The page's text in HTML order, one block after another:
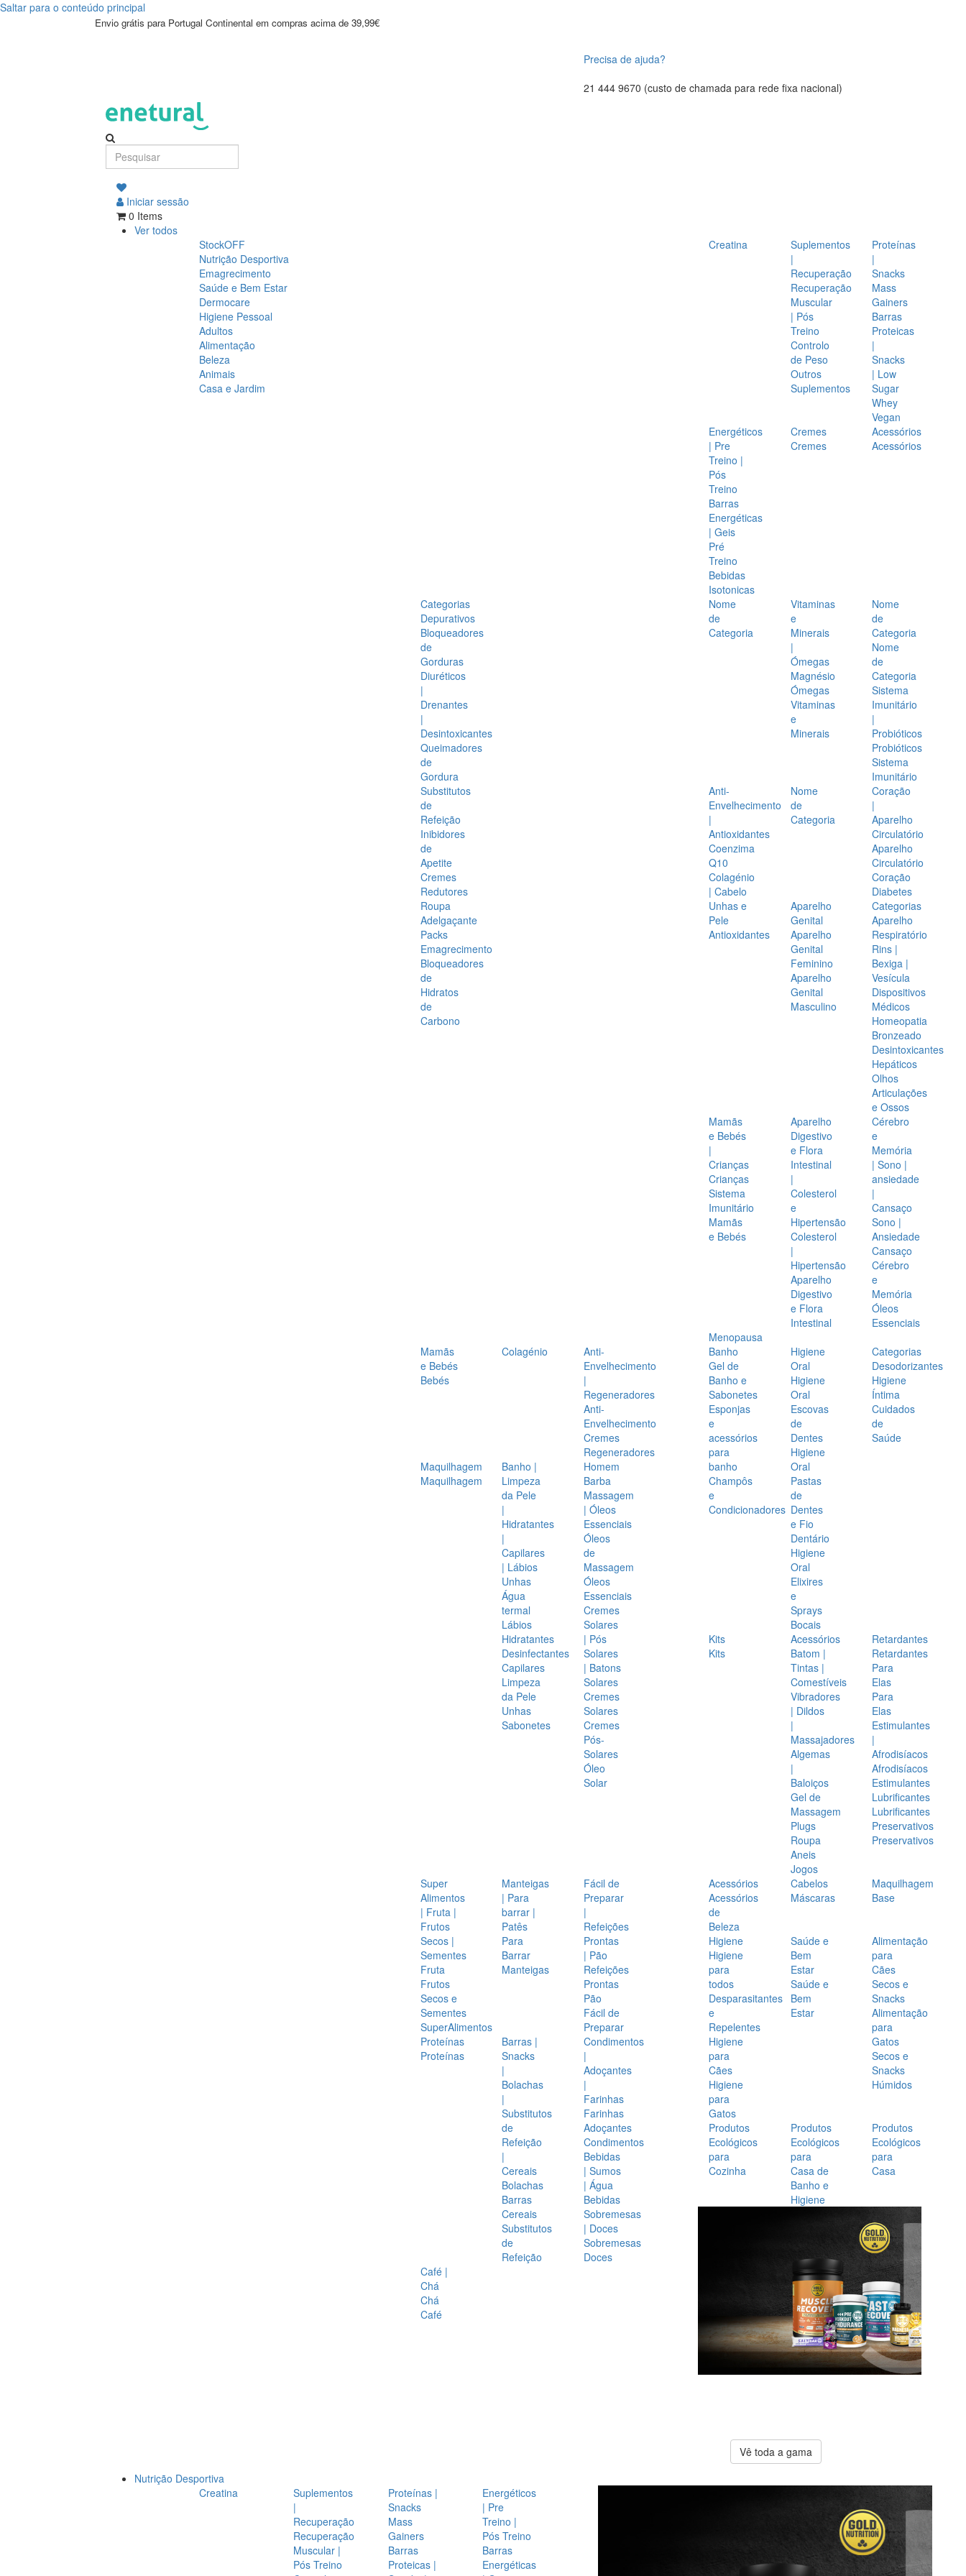
Saltar para o conteúdo principal
Envio grátis para Portugal Continental em compras acima de 39,99€
Precisa de ajuda?
21 444 9670 (custo de chamada para rede fixa nacional)
Iniciar sessão
0 Items
Ver todos
StockOFF
Nutrição Desportiva
Emagrecimento
Saúde e Bem Estar
Dermocare
Higiene Pessoal
Adultos
Alimentação
Beleza
Animais
Casa e Jardim
Creatina
Suplementos
|
Recuperação
Recuperação
Muscular
| Pós
Treino
Controlo
de Peso
Outros
Suplementos
Proteínas
|
Snacks
Mass
Gainers
Barras
Proteicas
|
Snacks
| Low
Sugar
Whey
Vegan
Energéticos
| Pre
Treino |
Pós
Treino
Barras
Energéticas
| Geis
Pré
Treino
Bebidas
Isotonicas
Cremes
Cremes
Acessórios
Acessórios
Categorias
Depurativos
Bloqueadores
de
Gorduras
Diuréticos
|
Drenantes
|
Desintoxicantes
Queimadores
de
Gordura
Substitutos
de
Refeição
Inibidores
de
Apetite
Cremes
Redutores
Roupa
Adelgaçante
Packs
Emagrecimento
Bloqueadores
de
Hidratos
de
Carbono
Nome
de
Categoria
Vitaminas
e
Minerais
|
Ómegas
Magnésio
Ómegas
Vitaminas
e
Minerais
Nome
de
Categoria
Nome
de
Categoria
Sistema
Imunitário
|
Probióticos
Probióticos
Sistema
Imunitário
Anti-
Envelhecimento
|
Antioxidantes
Coenzima
Q10
Colagénio
| Cabelo
Unhas e
Pele
Antioxidantes
Nome
de
Categoria
Coração
|
Aparelho
Circulatório
Aparelho
Circulatório
Coração
Diabetes
Aparelho
Genital
Aparelho
Genital
Feminino
Aparelho
Genital
Masculino
Categorias
Aparelho
Respiratório
Rins |
Bexiga |
Vesícula
Dispositivos
Médicos
Homeopatia
Bronzeado
Desintoxicantes
Hepáticos
Olhos
Articulações
e Ossos
Mamãs
e Bebés
|
Crianças
Crianças
Sistema
Imunitário
Mamãs
e Bebés
Aparelho
Digestivo
e Flora
Intestinal
|
Colesterol
e
Hipertensão
Colesterol
|
Hipertensão
Aparelho
Digestivo
e Flora
Intestinal
Cérebro
e
Memória
| Sono |
ansiedade
|
Cansaço
Sono |
Ansiedade
Cansaço
Cérebro
e
Memória
Óleos
Essenciais
Menopausa
Mamãs
e Bebés
Bebés
Colagénio
Anti-
Envelhecimento
|
Regeneradores
Anti-
Envelhecimento
Cremes
Regeneradores
Maquilhagem
Maquilhagem
Banho |
Limpeza
da Pele
|
Hidratantes
|
Capilares
| Lábios
Unhas
Água
termal
Lábios
Hidratantes
Desinfectantes
Capilares
Limpeza
da Pele
Unhas
Sabonetes
Homem
Barba
Massagem
| Óleos
Essenciais
Óleos
de
Massagem
Óleos
Essenciais
Cremes
Solares
| Pós
Solares
| Batons
Solares
Cremes
Solares
Cremes
Pós-
Solares
Óleo
Solar
Banho
Gel de
Banho e
Sabonetes
Esponjas
e
acessórios
para
banho
Champôs
e
Condicionadores
Higiene
Oral
Higiene
Oral
Escovas
de
Dentes
Higiene
Oral
Pastas
de
Dentes
e Fio
Dentário
Higiene
Oral
Elixires
e
Sprays
Bocais
Categorias
Desodorizantes
Higiene
Íntima
Cuidados
de
Saúde
Kits
Kits
Acessórios
Batom |
Tintas |
Comestíveis
Vibradores
| Dildos
|
Massajadores
Algemas
|
Baloiços
Gel de
Massagem
Plugs
Roupa
Aneis
Jogos
Retardantes
Retardantes
Para
Elas
Para
Elas
Estimulantes
|
Afrodisíacos
Afrodisíacos
Estimulantes
Lubrificantes
Lubrificantes
Preservativos
Preservativos
Super
Alimentos
| Fruta |
Frutos
Secos |
Sementes
Fruta
Frutos
Secos e
Sementes
SuperAlimentos
Manteigas
| Para
barrar |
Patês
Para
Barrar
Manteigas
Fácil de
Preparar
|
Refeições
Prontas
| Pão
Refeições
Prontas
Pão
Fácil de
Preparar
Proteínas
Proteínas
Barras |
Snacks
|
Bolachas
|
Substitutos
de
Refeição
|
Cereais
Bolachas
Barras
Cereais
Substitutos
de
Refeição
Condimentos
|
Adoçantes
|
Farinhas
Farinhas
Adoçantes
Condimentos
Bebidas
| Sumos
| Água
Bebidas
Sobremesas
| Doces
Sobremesas
Doces
Café |
Chá
Chá
Café
Acessórios
Acessórios
de
Beleza
Cabelos
Máscaras
Maquilhagem
Base
Higiene
Higiene
para
todos
Desparasitantes
e
Repelentes
Higiene
para
Cães
Higiene
para
Gatos
Saúde e
Bem
Estar
Saúde e
Bem
Estar
Alimentação
para
Cães
Secos e
Snacks
Alimentação
para
Gatos
Secos e
Snacks
Húmidos
Produtos
Ecológicos
para
Cozinha
Produtos
Ecológicos
para
Casa de
Banho e
Higiene
Produtos
Ecológicos
para
Casa
Vê toda a gama
Nutrição Desportiva
Creatina
Suplementos
|
Recuperação
Recuperação
Muscular |
Pós Treino
Proteínas |
Snacks
Mass
Gainers
Barras
Proteicas |
Energéticos
| Pre
Treino |
Pós Treino
Barras
Energéticas